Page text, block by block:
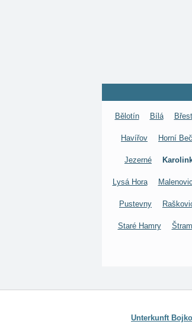
Bělotín Bílá
Havířov Horní
Jezerné
Lysá Hora
Pustevny
Staré Hamry
Unterkunft